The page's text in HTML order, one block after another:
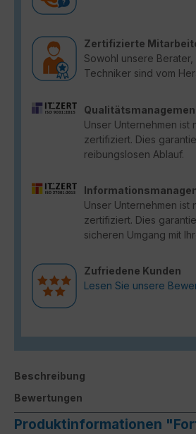
Zertifizierte
Sowohl unsere
Techniker sind vom
Unser Unternehmen ist
zertifiziert. Dies
reibungslosen Ablauf.
Unser Unternehmen ist
zertifiziert. Dies
sicheren Umgang mit
Zufriedene Kunden
Lesen Sie unsere
Beschreibung
Bewertungen
Produktinformationen